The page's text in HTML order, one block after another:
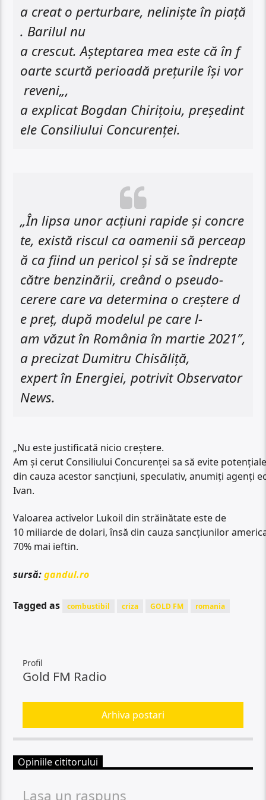
a creat o perturbare, nelinişte în piaţă
. Barilul nu
a crescut. Aşteptarea mea este că în f
oarte scurtă perioadă preţurile îşi vor
reveni„,
a explicat Bogdan Chiriţoiu, preşedint
ele Consiliului Concurenţei.
„În lipsa unor acțiuni rapide și concre
te, există riscul ca oamenii să perceap
ă ca fiind un pericol și să se îndrepte
către benzinării, creând o pseudo-
cerere care va determina o creștere d
e preț, după modelul pe care l-
am văzut în România în martie 2021″,
a precizat Dumitru Chisăliţă,
expert în Energiei, potrivit Observator
News.
„Nu este justificată nicio creştere.
Am şi cerut Consiliului Concurenţei sa să evite
din cauza acestor sancţiuni, speculativ, anumiţi agenţi
Ivan.
Valoarea activelor Lukoil din străinătate este de
10 miliarde de dolari, însă din cauza sancțiunilor
70% mai ieftin.
sursă:gandul.ro
Tagged as combustibil criza GOLD FM romania
Profil
Gold FM Radio
Arhiva postari
Opiniile cititorului
Lasa un raspuns